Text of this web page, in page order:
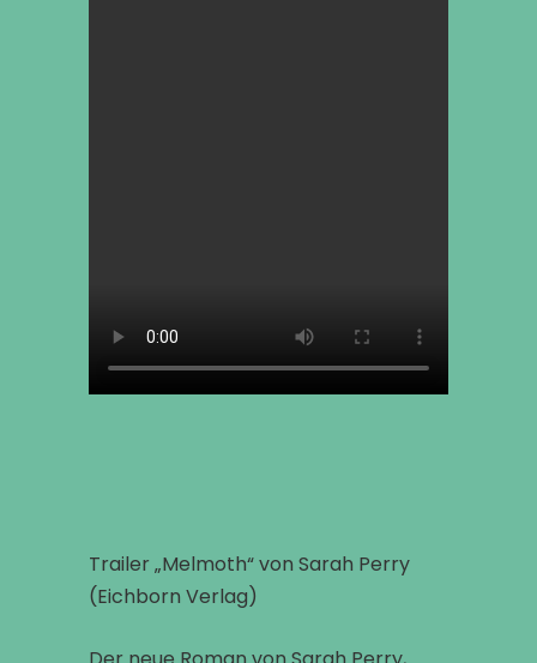
Trailer „Melmoth“ von Sarah Perry
(Eichborn Verlag)